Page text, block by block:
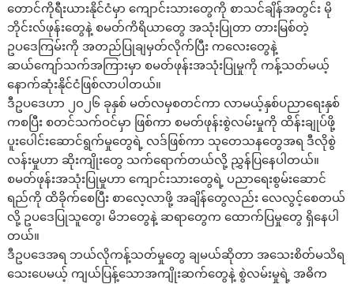
တောင်ကိုရီးယားနိုင်ငံမှာ ကျောင်းသားတွေကို စာသင်ချိန်အတွင်း မို
ဘိုင်းလ်ဖုန်းတွေနဲ့ စမတ်ကိရိယာတွေ အသုံးပြုတာ တားမြစ်တဲ့
ဥပဒေကြမ်းကို အတည်ပြုချမှတ်လိုက်ပြီး ကလေးတွေနဲ့
ဆယ်ကျော်သက်အကြားမှာ စမတ်ဖုန်းအသုံးပြုမှုကို ကန့်သတ်မယ့်
နောက်ဆုံးနိုင်ငံဖြစ်လာပါတယ်။
ဒီဥပ‌ဒေဟာ ၂၀၂၆ ခုနှစ် မတ်လမှစတင်ကာ လာမယ့်နှစ်ပညာရေးနှစ်
ကစပြီး စတင်သက်ဝင်မှာ ဖြစ်ကာ စမတ်ဖုန်းစွဲလမ်းမှုကို ထိန်းချုပ်ဖို့
ပူးပေါင်းဆောင်ရွက်မှုတွေရဲ့ လဒ်ဖြစ်ကာ သုတေသနတွေအရ ဒီလိုစွဲ
လန်းမှုဟာ ဆိုးကျိုးတွေ သက်ရောက်တယ်လို့ ညွှန်ပြနေပါတယ်။
စမတ်ဖုန်းအသုံးပြုမှုဟာ ကျောင်းသားတွေရဲ့ ပညာရေးစွမ်းဆောင်
ရည်ကို ထိခိုက်စေပြီး စာလေ့လာဖို့ အချိန်တွေလည်း လေလွင့်စေတယ်
လို့ ဥပဒေပြုသူတွေ၊ မိဘတွေနဲ့ ဆရာတွေက ထောက်ပြမှုတွေ ရှိနေပါ
တယ်။
ဒီဥပ‌ဒေအရ ဘယ်လိုကန့်သတ်မှုတွေ ချမယ်ဆိုတာ အသေးစိတ်မသိရ
သေးပေမယ့် ကျယ်ပြန့်သောအကျိုးဆက်တွေနဲ့ စွဲလမ်းမှုရဲ့ အဓိက